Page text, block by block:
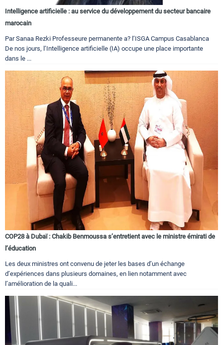
Intelligence artificielle : au service du développement du secteur bancaire
marocain
Par Sanaa Rezki Professeure permanente a? l’ISGA Campus Casablanca
De nos jours, l’Intelligence artificielle (IA) occupe une place importante
dans le ...
COP28 à Dubaï : Chakib Benmoussa s’entretient avec le ministre émirati de
l’éducation
Les deux ministres ont convenu de jeter les bases d’un échange
d’expériences dans plusieurs domaines, en lien notamment avec
l’amélioration de la quali...